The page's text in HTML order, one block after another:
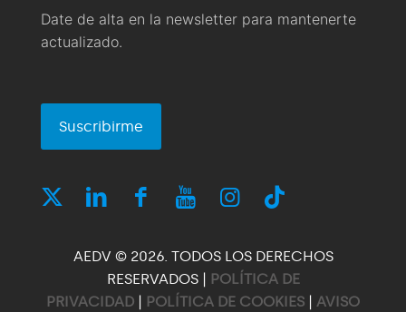
Date de alta en la newsletter para mantenerte
actualizado.
Suscribirme
AEDV © 2026. TODOS LOS DERECHOS
RESERVADOS | POLÍTICA DE
PRIVACIDAD | POLÍTICA DE COOKIES | AVISO